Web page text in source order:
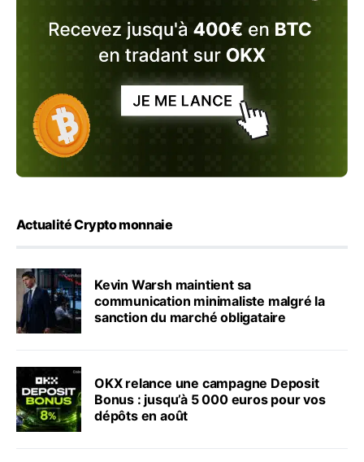
Actualité Crypto monnaie
Kevin Warsh maintient sa
communication minimaliste malgré la
sanction du marché obligataire
OKX relance une campagne Deposit
Bonus : jusqu’à 5 000 euros pour vos
dépôts en août